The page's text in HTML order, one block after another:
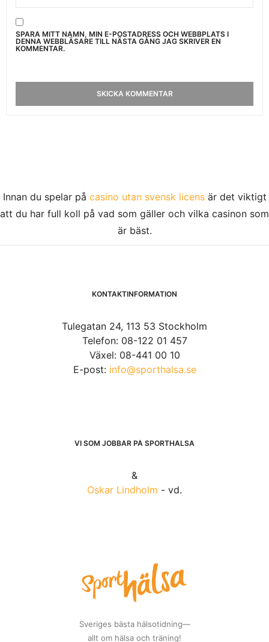
SPARA MITT NAMN, MIN E-POSTADRESS OCH WEBBPLATS I
DENNA WEBBLÄSARE TILL NÄSTA GÅNG JAG SKRIVER EN
KOMMENTAR.
Innan du spelar på casino utan svensk licensär det viktigt
att du har full koll på vad som gäller och vilka casinon som
är bäst.
KONTAKTINFORMATION
Tulegatan 24, 113 53 Stockholm
Telefon: 08-122 01 457
Växel: 08-441 00 10
E-post: info@sporthalsa.se
VI SOM JOBBAR PÅ SPORTHÄLSA
&
Oskar Lindholm - vd.
Sveriges bästa hälsotidning—
allt om hälsa och träning!